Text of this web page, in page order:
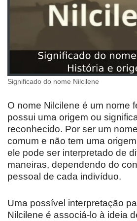
Significado do nome Nilcilene
O nome Nilcilene é um nome
possui uma origem ou
reconhecido. Por ser um
comum e não tem uma
ele pode ser interpretado de
maneiras, dependendo do
pessoal de cada indivíduo.
Uma possível interpretação
Nilcilene é associá-lo à ideia